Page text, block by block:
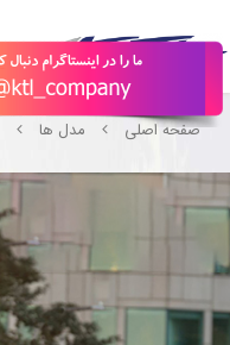
صفحه اصلی مدل ها